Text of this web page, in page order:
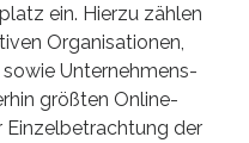
ein. Hierzu zählen
Organisationen,
Unternehmens-
größten Online-
Einzelbetrachtung der